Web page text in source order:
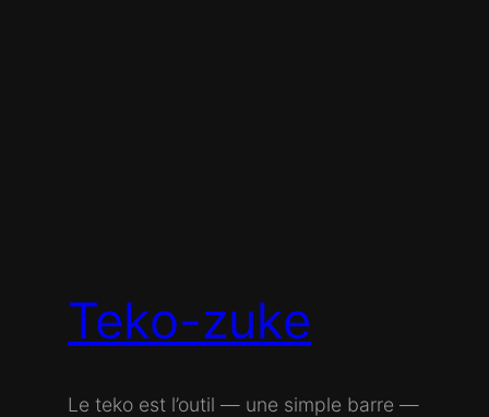
Teko-zuke
Le teko est l’outil — une simple barre —